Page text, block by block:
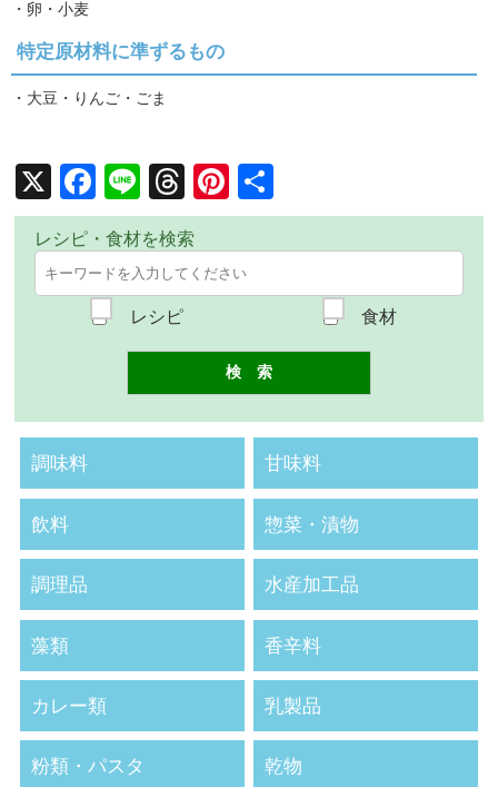
・卵・小麦
特定原材料に準ずるもの
・大豆・りんご・ごま
X Facebook
LineThreads
Pinterest
有
レシピ・食材を検索
レシピ 食材
調味料 甘味料
飲料 惣菜・漬物
調理品 水産加工品
藻類 香辛料
カレー類 乳製品
粉類・パスタ 乾物